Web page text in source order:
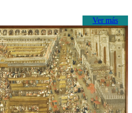
Ver más